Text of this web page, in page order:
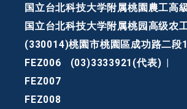
国立台北科技大学附属桃園農工高
国立台北科技大学附属桃园高级农
(330014)桃園市桃園區成功路二段
FEZ006
(03)3333921(代表)
FEZ007
FEZ008